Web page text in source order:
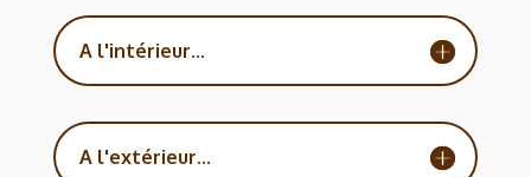
A l'intérieur...
A l'extérieur...